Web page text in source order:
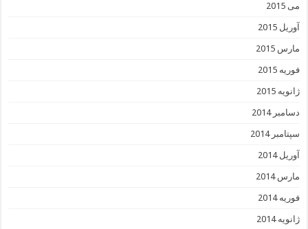
می 2015
آوریل 2015
مارس 2015
فوریه 2015
ژانویه 2015
دسامبر 2014
سپتامبر 2014
آوریل 2014
مارس 2014
فوریه 2014
ژانویه 2014